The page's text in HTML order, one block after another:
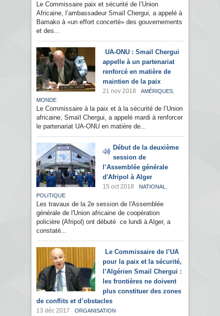
Le Commissaire paix et sécurité de l’Union
Africaine, l’ambassadeur Smaïl Chergui, a appelé à
Bamako à «un effort concerté» des gouvernements
et des...
UA-ONU : Smail Chergui
appelle à un partenariat
renforcé en matière de
maintien de la paix
21 nov 2018 AMÉRIQUES,
MONDE
Le Commissaire à la paix et à la sécurité de l’Union
africaine, Smaïl Chergui, a appelé mardi à renforcer
le partenariat UA-ONU en matière de...
Début de la deuxième
session de
l’Assemblée générale
d'Afripol à Alger
15 oct 2018 NATIONAL ,
POLITIQUE
Les travaux de la 2e session de l'Assemblée
générale de l'Union africaine de coopération
policière (Afripol) ont débuté ce lundi à Alger, a
constaté...
Le Commissaire de l’UA
pour la paix et la sécurité,
l’Algérien Smail Chergui :
les frontières ne doivent
plus constituer des zones
de conflits et d’obstacles
13 déc 2017 ORGANISATION